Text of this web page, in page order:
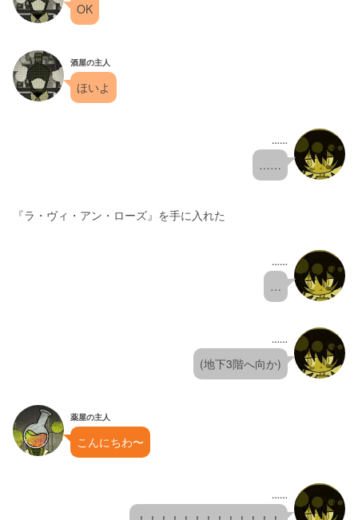
OK
酒屋の主人
ほいよ
……
……
『ラ・ヴィ・アン・ローズ』を手に入れた
……
…
……
(地下3階へ向か)
薬屋の主人
こんにちわ〜
……